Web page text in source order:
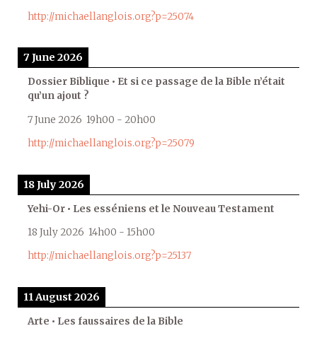
http://michaellanglois.org?p=25074
7 June 2026
Dossier Biblique • Et si ce passage de la Bible n’était
qu’un ajout ?
7 June 2026 19h00 - 20h00
http://michaellanglois.org?p=25079
18 July 2026
Yehi-Or • Les esséniens et le Nouveau Testament
18 July 2026 14h00 - 15h00
http://michaellanglois.org?p=25137
11 August 2026
Arte • Les faussaires de la Bible